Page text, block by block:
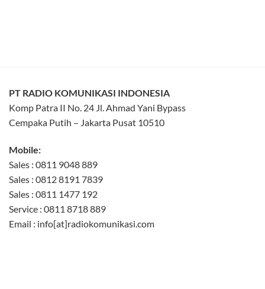
PT RADIO KOMUNIKASI INDONESIA
Komp Patra II No. 24 Jl. Ahmad Yani Bypass
Cempaka Putih – Jakarta Pusat 10510
Mobile:
Sales : 0811 9048 889
Sales : 0812 8191 7839
Sales : 0811 1477 192
Service : 0811 8718 889
Email : info[at]radiokomunikasi.com